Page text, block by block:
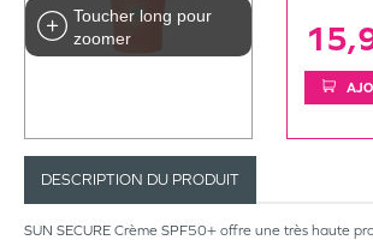
Toucher long pour
zoomer
DESCRIPTION DU PRODUIT
SUN SECURE Crème SPF50+ offre une très haute